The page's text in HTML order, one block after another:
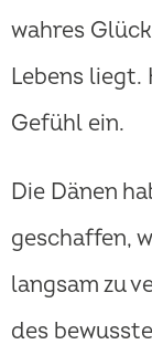
wahres
Lebens liegt.
Gefühl ein.
Die Dänen
geschaffen,
langsam zu
des